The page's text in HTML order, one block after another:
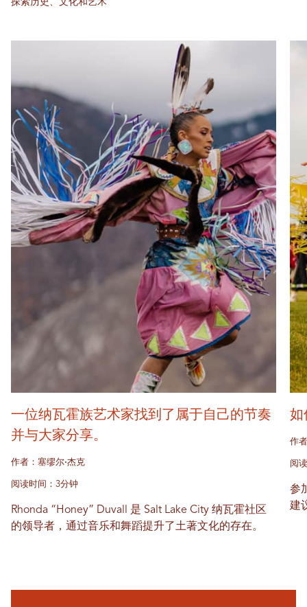
一位纳瓦霍族艺术家找到了属于自己的节奏
并与大家分享。
作者：塞缪尔·杰克
阅读时间：3分钟
Rhonda “Honey” Duvall 是 Salt Lake City 纳瓦霍社区
的领导者，通过音乐和舞蹈提升了土著文化的存在。
如
作
阅
参
建